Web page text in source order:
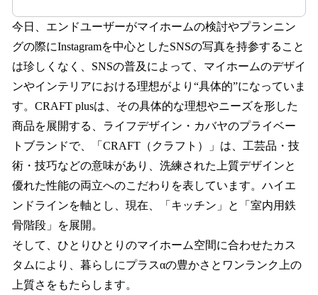
今日、エンドユーザーがマイホームの検討やプランニン
グの際にInstagramを中心としたSNSの写真を持参すること
は珍しくなく、SNSの普及によって、マイホームのデザイ
ンやインテリアにおける理想がより“具体的”になっていま
す。CRAFT plusは、その具体的な理想やニーズを形した
商品を展開する、ライフデザイン・カバヤのプライベー
トブランドで、「CRAFT（クラフト）」は、工芸品・技
術・技巧などの意味があり、洗練された上質デザインと
優れた性能の両立へのこだわりを表しています。ハイエ
ンドラインを軸とし、現在、「キッチン」と「室内用鉄
骨階段」を展開。
そして、ひとりひとりのマイホーム空間に合わせたカス
タムにより、暮らしにプラスαの豊かさとワンランク上の
上質さをもたらします。